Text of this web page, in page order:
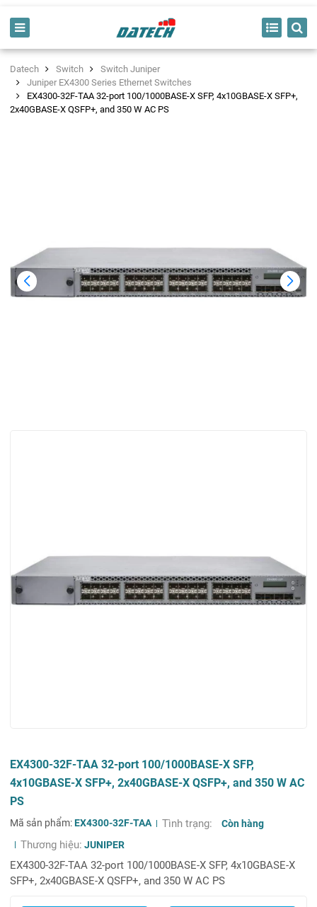
Datech Switch
Switch Juniper
Juniper EX4300 Series Ethernet Switches
EX4300-32F-TAA 32-port 100/1000BASE-X SFP, 4x10GBASE-X SFP+,
2x40GBASE-X QSFP+, and 350 W AC PS
EX4300-32F-TAA 32-port 100/1000BASE-X SFP,
4x10GBASE-X SFP+, 2x40GBASE-X QSFP+, and 350 W AC
PS
Mã sản phẩm:EX4300-32F-TAA Tình trạng: Còn hàng
Thương hiệu: JUNIPER
EX4300-32F-TAA 32-port 100/1000BASE-X SFP, 4x10GBASE-X
SFP+, 2x40GBASE-X QSFP+, and 350 W AC PS